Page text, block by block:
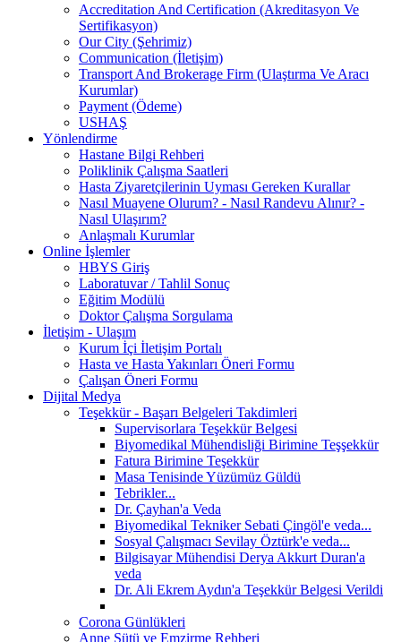
Accreditation And Certification (Akreditasyon Ve
Sertifikasyon)
Our City (Şehrimiz)
Communication (İletişim)
Transport And Brokerage Firm (Ulaştırma Ve Aracı
Kurumlar)
Payment (Ödeme)
USHAŞ
Yönlendirme
Hastane Bilgi Rehberi
Poliklinik Çalışma Saatleri
Hasta Ziyaretçilerinin Uyması Gereken Kurallar
Nasıl Muayene Olurum? - Nasıl Randevu Alınır? -
Nasıl Ulaşırım?
Anlaşmalı Kurumlar
Online İşlemler
HBYS Giriş
Laboratuvar / Tahlil Sonuç
Eğitim Modülü
Doktor Çalışma Sorgulama
İletişim - Ulaşım
Kurum İçi İletişim Portalı
Hasta ve Hasta Yakınları Öneri Formu
Çalışan Öneri Formu
Dijital Medya
Teşekkür - Başarı Belgeleri Takdimleri
Supervisorlara Teşekkür Belgesi
Biyomedikal Mühendisliği Birimine Teşşekkür
Fatura Birimine Teşekkür
Masa Tenisinde Yüzümüz Güldü
Tebrikler...
Dr. Çayhan'a Veda
Biyomedikal Tekniker Sebati Çingöl'e veda...
Sosyal Çalışmacı Sevilay Öztürk'e veda...
Bilgisayar Mühendisi Derya Akkurt Duran'a
veda
Dr. Ali Ekrem Aydın'a Teşekkür Belgesi Verildi
Corona Günlükleri
Anne Sütü ve Emzirme Rehberi